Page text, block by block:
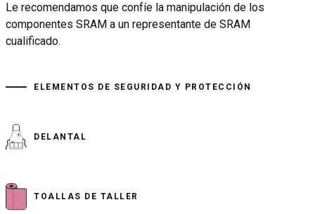
Le recomendamos que confíe la manipulación de los
componentes SRAM a un representante de SRAM
cualificado.
ELEMENTOS DE SEGURIDAD Y PROTECCIÓN
DELANTAL
TOALLAS DE TALLER